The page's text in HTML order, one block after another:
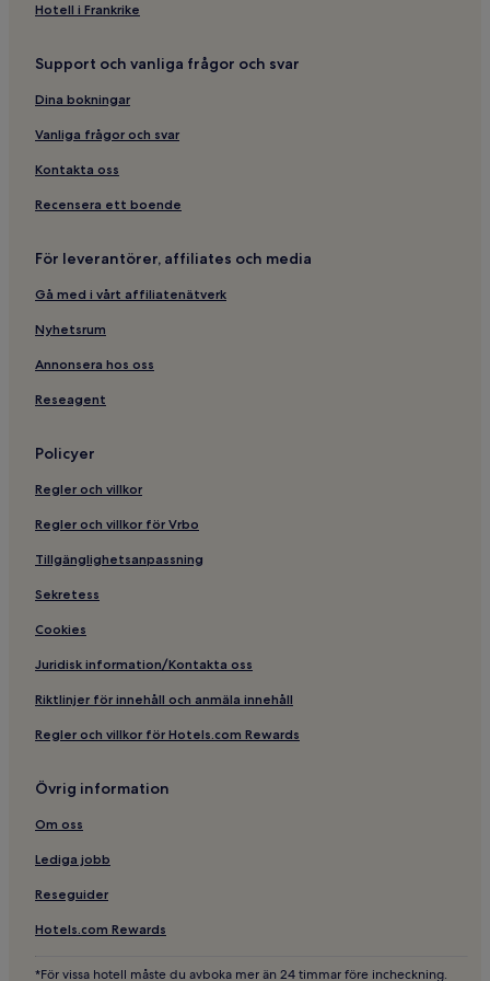
Hotell i Frankrike
Support och vanliga frågor och svar
Dina bokningar
Vanliga frågor och svar
Kontakta oss
Recensera ett boende
För leverantörer, affiliates och media
Gå med i vårt affiliatenätverk
Nyhetsrum
Annonsera hos oss
Reseagent
Policyer
Regler och villkor
Regler och villkor för Vrbo
Tillgänglighetsanpassning
Sekretess
Cookies
Juridisk information/Kontakta oss
Riktlinjer för innehåll och anmäla innehåll
Regler och villkor för Hotels.com Rewards
Övrig information
Om oss
Lediga jobb
Reseguider
Hotels.com Rewards
*För vissa hotell måste du avboka mer än 24 timmar före incheckning.